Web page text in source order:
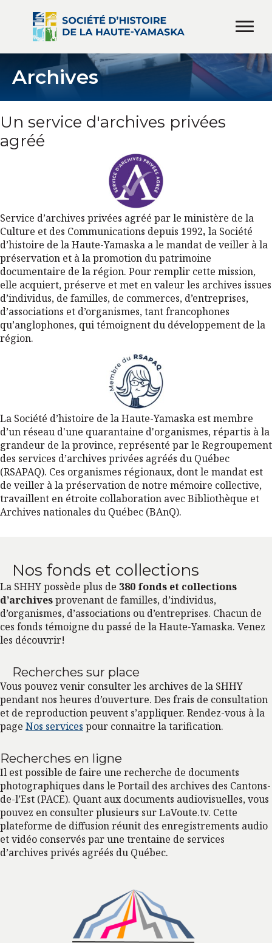
Archives
Un service d'archives privées
agréé
Service d’archives privées agréé par le ministère de la
Culture et des Communications depuis 1992, la Société
d’histoire de la Haute-Yamaska a le mandat de veiller à la
préservation et à la promotion du patrimoine
documentaire de la région. Pour remplir cette mission,
elle acquiert, préserve et met en valeur les archives issues
d’individus, de familles, de commerces, d’entreprises,
d’associations et d’organismes, tant francophones
qu’anglophones, qui témoignent du développement de la
région.
La Société d’histoire de la Haute-Yamaska est membre
d’un réseau d'une quarantaine d'organismes, répartis à la
grandeur de la province, représenté par le Regroupement
des services d’archives privées agréés du Québec
(RSAPAQ). Ces organismes régionaux, dont le mandat est
de veiller à la préservation de notre mémoire collective,
travaillent en étroite collaboration avec Bibliothèque et
Archives nationales du Québec (BAnQ).
Nos fonds et collections
La SHHY possède plus de 380 fonds et collections
d’archivesprovenant de familles, d’individus,
d’organismes, d’associations ou d’entreprises. Chacun de
ces fonds témoigne du passé de la Haute-Yamaska. Venez
les découvrir!
Recherches sur place
Vous pouvez venir consulter les archives de la SHHY
pendant nos heures d’ouverture. Des frais de consultation
et de reproduction peuvent s’appliquer. Rendez-vous à la
page Nos services pour connaitre la tarification.
Recherches en ligne
Il est possible de faire une recherche de documents
photographiques dans le Portail des archives des Cantons-
de-l’Est (PACE). Quant aux documents audiovisuelles, vous
pouvez en consulter plusieurs sur LaVoute.tv. Cette
plateforme de diffusion réunit des enregistrements audio
et vidéo conservés par une trentaine de services
d’archives privés agréés du Québec.